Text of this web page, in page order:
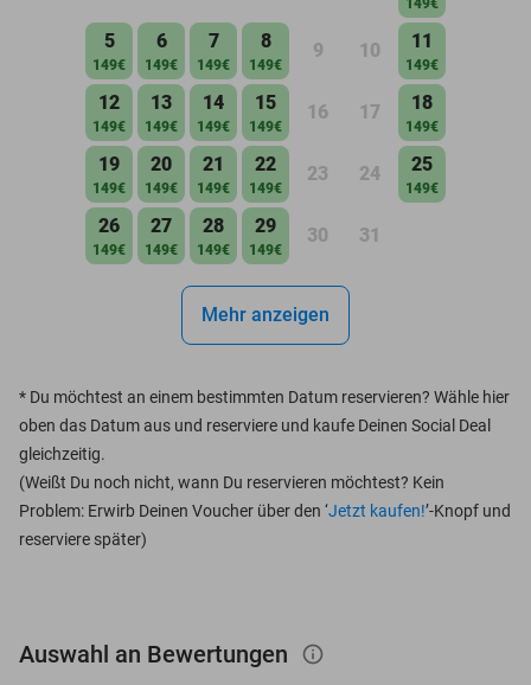
5
149€
6
149€
7
149€
8
149€
9 10 11
149€
12
149€
13
149€
14
149€
15
149€
16 17 18
149€
19
149€
20
149€
21
149€
22
149€
23 24 25
149€
26
149€
27
149€
28
149€
29
149€
30 31
Mehr anzeigen
* Du möchtest an einem bestimmten Datum reservieren? Wähle hier
oben das Datum aus und reserviere und kaufe Deinen Social Deal
gleichzeitig.
(Weißt Du noch nicht, wann Du reservieren möchtest? Kein
Problem: Erwirb Deinen Voucher über den ‘Jetzt kaufen!’-Knopf und
reserviere später)
Auswahl an Bewertungen info_outlined